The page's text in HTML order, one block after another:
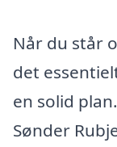
Når du står
det
en solid
Sønder